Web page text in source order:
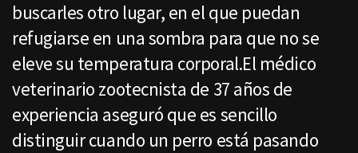
buscarles otro lugar, en el que puedan
refugiarse en una sombra para que no se
eleve su temperatura corporal.El médico
veterinario zootecnista de 37 años de
experiencia aseguró que es sencillo
distinguir cuando un perro está pasando